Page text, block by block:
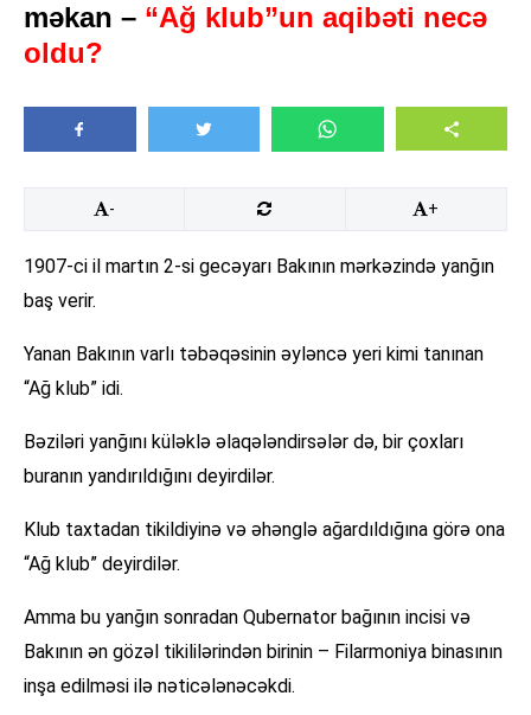
məkan – “Ağ klub”un aqibəti necə
oldu?
- +
1907-ci il martın 2-si gecəyarı Bakının mərkəzində yanğın
baş verir.
Yanan Bakının varlı təbəqəsinin əyləncə yeri kimi tanınan
“Ağ klub” idi.
Bəziləri yanğını küləklə əlaqələndirsələr də, bir çoxları
buranın yandırıldığını deyirdilər.
Klub taxtadan tikildiyinə və əhənglə ağardıldığına görə ona
“Ağ klub” deyirdilər.
Amma bu yanğın sonradan Qubernator bağının incisi və
Bakının ən gözəl tikililərindən birinin – Filarmoniya binasının
inşa edilməsi ilə nəticələnəcəkdi.